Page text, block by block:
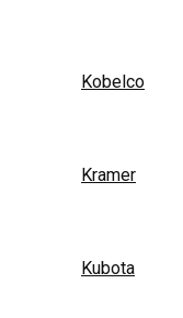
Kobelco
Kramer
Kubota